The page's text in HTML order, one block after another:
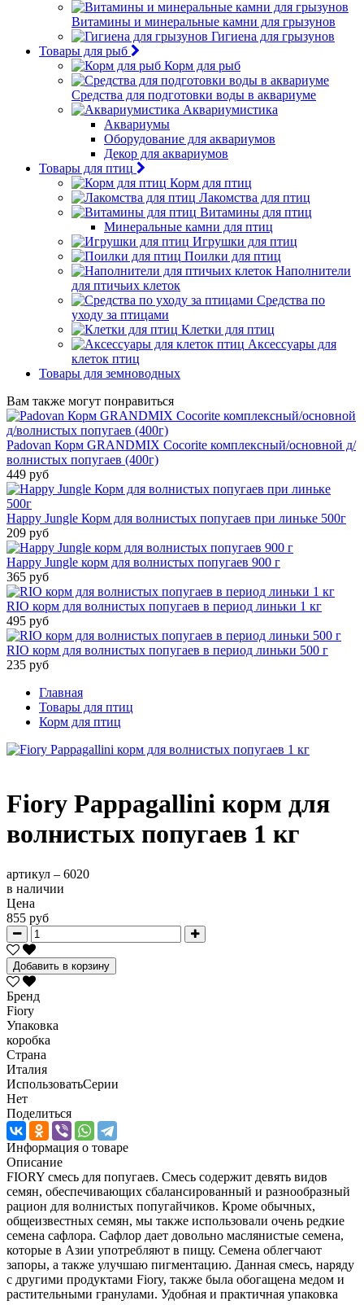
Витамины и минеральные камни для грызунов
Гигиена для грызунов
Товары для рыб
Корм для рыб
Средства для подготовки воды в аквариуме
Аквариумистика
Аквариумы
Оборудование для аквариумов
Декор для аквариумов
Товары для птиц
Корм для птиц
Лакомства для птиц
Витамины для птиц
Минеральные камни для птиц
Игрушки для птиц
Поилки для птиц
Наполнители
для птичьих клеток
Средства по
уходу за птицами
Клетки для птиц
Аксессуары для
клеток птиц
Товары для земноводных
Вам также могут понравиться
Padovan Корм GRANDMIX Cocorite комплексный/основной д/
волнистых попугаев (400г)
449 руб
Happy Jungle Корм для волнистых попугаев при линьке 500г
209 руб
Happy Jungle корм для волнистых попугаев 900 г
365 руб
RIO корм для волнистых попугаев в период линьки 1 кг
495 руб
RIO корм для волнистых попугаев в период линьки 500 г
235 руб
Главная
Товары для птиц
Корм для птиц
Fiory Pappagallini корм для
волнистых попугаев 1 кг
артикул – 6020
в наличии
Цена
855 руб
Добавить в корзину
Бренд
Fiory
Упаковка
коробка
Страна
Италия
ИспользоватьСерии
Нет
Поделиться
Информация о товаре
Описание
FIORY смесь для попугаев. Смесь содержит девять видов
семян, обеспечивающих сбалансированный и разнообразный
рацион для волнистых попугайчиков. Кроме обычных,
общеизвестных семян, мы также использовали очень редкие
семена сафлора. Сафлор дает довольно маслянистые семена,
которые в Азии употребляют в пищу. Семена облегчают
запоры, а также улучшаю пигментацию. Данная смесь, наряду
с другими продуктами Fiory, также была обогащена медом и
растительными гранулами. Удобная и практичная упаковка